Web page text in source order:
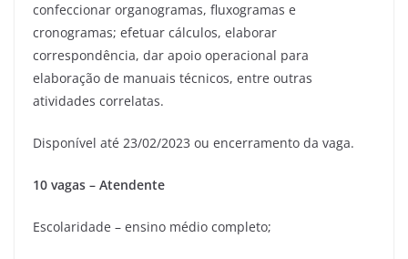
confeccionar organogramas, fluxogramas e
cronogramas; efetuar cálculos, elaborar
correspondência, dar apoio operacional para
elaboração de manuais técnicos, entre outras
atividades correlatas.
Disponível até 23/02/2023 ou encerramento da vaga.
10 vagas – Atendente
Escolaridade – ensino médio completo;